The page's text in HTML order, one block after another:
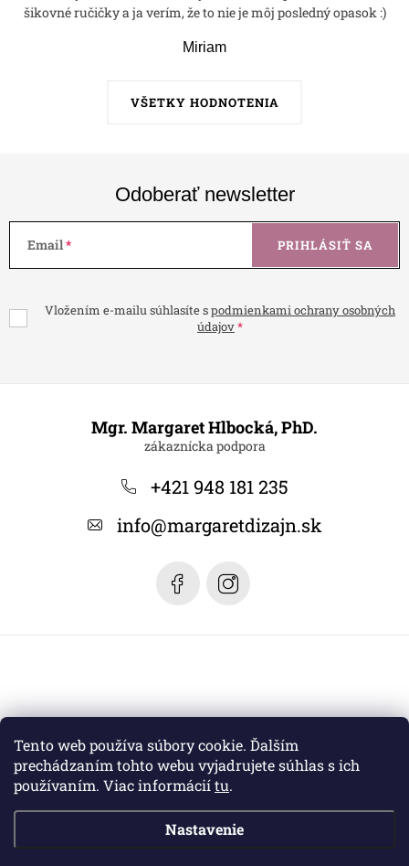
Tento web používa súbory cookie. Ďalším
prechádzaním tohto webu vyjadrujete súhlas s ich
používaním. Viac informáciítu.
Nastavenie
VŠETKY HODNOTENIA
šikovné ručičky a ja verím, že to nie je môj posledný opasok :)
Miriam
Odoberať newsletter
Email
Vložením e-mailu súhlasíte spodmienkami ochrany osobných
údajov
PRIHLÁSIŤ SA
Mgr. Margaret Hlbocká, PhD.
+421 948 181 235
info@margaretdizajn.sk